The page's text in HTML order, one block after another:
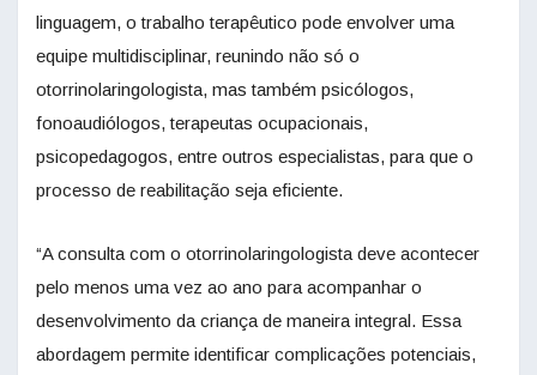
linguagem, o trabalho terapêutico pode envolver uma
equipe multidisciplinar, reunindo não só o
otorrinolaringologista, mas também psicólogos,
fonoaudiólogos, terapeutas ocupacionais,
psicopedagogos, entre outros especialistas, para que o
processo de reabilitação seja eficiente.
“A consulta com o otorrinolaringologista deve acontecer
pelo menos uma vez ao ano para acompanhar o
desenvolvimento da criança de maneira integral. Essa
abordagem permite identificar complicações potenciais,